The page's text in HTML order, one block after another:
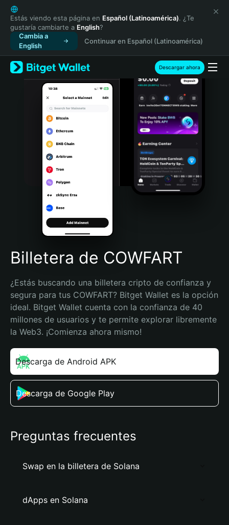
English
日本語
Tiếng Việt
Русский
Español (Latinoamérica)
Türkçe
Italiano
Português (Portugal)
Bahasa Indonesia
Português (Brasil)
Español (Argentina)
Estás viendo esta página en Español (Latinoamérica). ¿Te
gustaría cambiarte a English?
Cambia a
English
Continuar en Español (Latinoamérica)
Descargar ahora
Billetera de COWFART
¿Estás buscando una billetera cripto de confianza y
segura para tus COWFART? Bitget Wallet es la opción
ideal. Bitget Wallet cuenta con la confianza de 40
millones de usuarios y te permite explorar libremente
la Web3. ¡Comienza ahora mismo!
Descarga de Android APK
Descarga de Google Play
Preguntas frecuentes
Swap en la billetera de Solana
dApps en Solana